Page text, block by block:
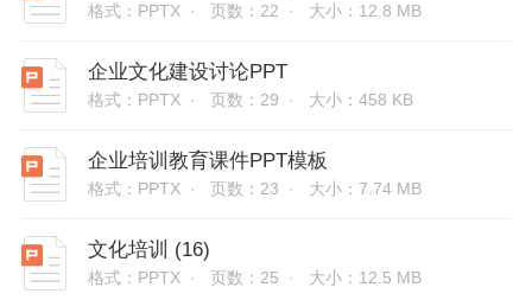
格式：PPTX · 页数：22 · 大小：12.8 MB
企业文化建设讨论PPT
格式：PPTX · 页数：29 · 大小：458 KB
企业培训教育课件PPT模板
格式：PPTX · 页数：23 · 大小：7.74 MB
文化培训 (16)
格式：PPTX · 页数：25 · 大小：12.5 MB